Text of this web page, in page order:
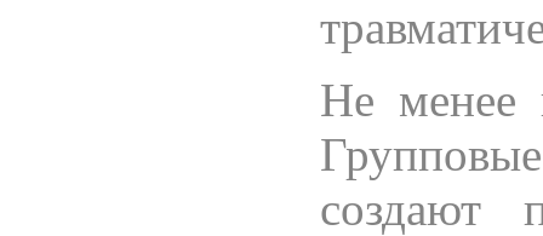
Не менее
создают